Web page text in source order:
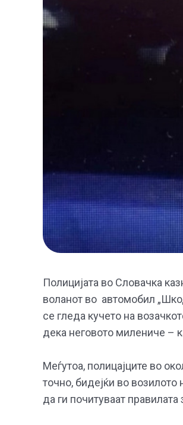
Полицијата во Словачка
воланот во автомобил
се гледа кучето на
дека неговото милениче –
Меѓутоа, полицајците во
точно, бидејќи во
да ги почитуваат